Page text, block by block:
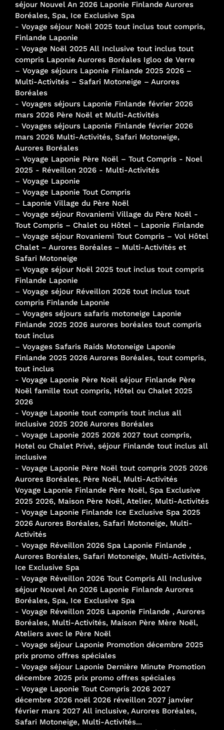
séjour Nouvel An 2026 Laponie Finlande Aurores
Boréales, Spa, Ice Exclusive Spa
- Voyage séjour Noël 2025 tout inclus tout compris,
Finlande Laponie
- Voyage Noël 2025 All Inclusive tout inclus tout
compris Laponie Aurores Boréales Igloo de Verre
– Voyage séjours Laponie Finlande 2025 2026 –
Multi-Activités – Safari Motoneige – Aurores
Boréales
- Voyages séjours Laponie Finlande février 2026
mars 2026 Père Noël et Multi-Activités
- Voyages séjours Laponie Finlande février 2026
mars 2026 Multi-Activités, Safari Motoneige,
Aurores Boréales
– Voyage Laponie Père Noël – Tout Compris - Noel
2025 - Réveillon 2026 - Multi-Activités
– Voyage Laponie
– Voyage Laponie Tout Compris
– Laponie Village du Père Noël
– Voyage séjour Rovaniemi Village du Père Noël -
Tout Compris – Chalet ou Hôtel – Laponie Finlande
– Voyage séjour Rovaniemi Tout Compris – Vol Hôtel
Chalet – Aurores Boréales – Multi-Activités et
Safari Motoneige
– Voyage séjour Noël 2025 tout inclus tout compris
Finlande Laponie
– Voyage séjour Réveillon 2026 tout inclus tout
compris Finlande Laponie
– Voyages séjours safaris motoneige Laponie
Finlande 2025 2026 aurores boréales tout compris
tout inclus
– Voyages Safaris Raids Motoneige Laponie
Finlande 2025 2026 Aurores Boréales, tout compris,
tout inclus
- Voyage Laponie Père Noël séjour Finlande Père
Noël famille tout compris, Hôtel ou Chalet 2025
2026
- Voyage Laponie tout compris tout inclus all
inclusive 2025 2026 Aurores Boréales
- Voyage Laponie 2025 2026 2027 tout compris,
Hotel ou Chalet Privé, séjour Finlande tout inclus all
inclusive
- Voyage Laponie Père Noël tout compris 2025 2026
Aurores Boréales, Père Noël, Multi-Activités
Voyage Laponie Finlande Père Noël, Spa Exclusive
2025 2026, Maison Père Noël, Atelier, Multi-Activités
- Voyage Laponie Finlande Ice Exclusive Spa 2025
2026 Aurores Boréales, Safari Motoneige, Multi-
Activités
- Voyage Réveillon 2026 Spa Laponie Finlande ,
Aurores Boréales, Safari Motoneige, Multi-Activités,
Ice Exclusive Spa
- Voyage Réveillon 2026 Tout Compris All Inclusive
séjour Nouvel An 2026 Laponie Finlande Aurores
Boréales, Spa, Ice Exclusive Spa
- Voyage Réveillon 2026 Laponie Finlande , Aurores
Boréales, Multi-Activités, Maison Père Mère Noël,
Ateliers avec le Père Noël
- Voyage séjour Laponie Promotion décembre 2025
prix promo offres spéciales
- Voyage séjour Laponie Dernière Minute Promotion
décembre 2025 prix promo offres spéciales
- Voyage Laponie Tout Compris 2026 2027
décembre 2026 noël 2026 réveillon 2027 janvier
février mars 2027 All inclusive, Aurores Boréales,
Safari Motoneige, Multi-Activités...